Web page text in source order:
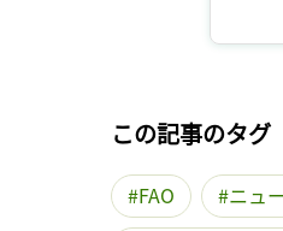
この記事のタグ
FAO ニュ